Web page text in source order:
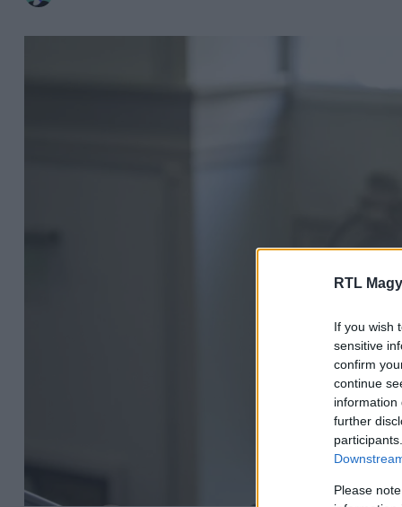
RTL
If you wish
sensitive
confirm
continue
information
further
Please